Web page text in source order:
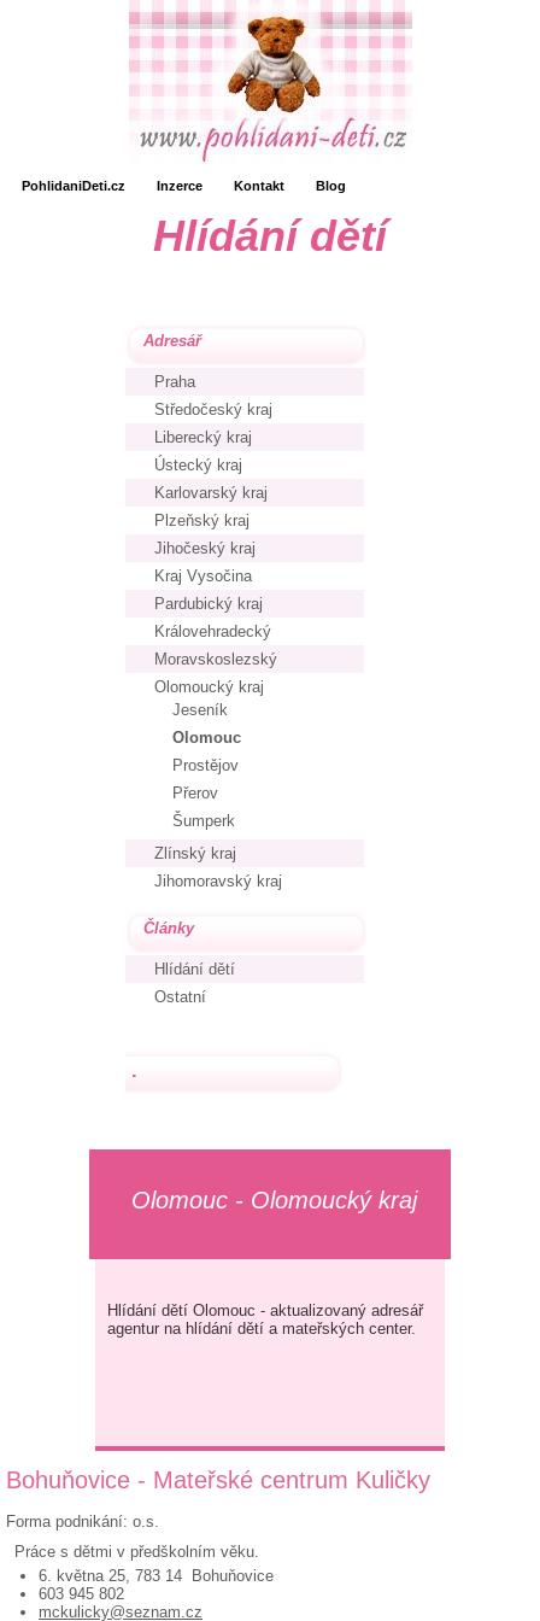
PohlidaniDeti.cz Inzerce Kontakt Blog
Hlídání dětí
Adresář
Praha
Středočeský kraj
Liberecký kraj
Ústecký kraj
Karlovarský kraj
Plzeňský kraj
Jihočeský kraj
Kraj Vysočina
Pardubický kraj
Královehradecký
Moravskoslezský
Olomoucký kraj
Jeseník
Olomouc
Prostějov
Přerov
Šumperk
Zlínský kraj
Jihomoravský kraj
Články
Hlídání dětí
Ostatní
.
Olomouc - Olomoucký kraj
Hlídání dětí Olomouc - aktualizovaný adresář
agentur na hlídání dětí a mateřských center.
Bohuňovice - Mateřské centrum Kuličky
Forma podnikání: o.s.
Práce s dětmi v předškolním věku.
6. května 25, 783 14 Bohuňovice
603 945 802
mckulicky@seznam.cz